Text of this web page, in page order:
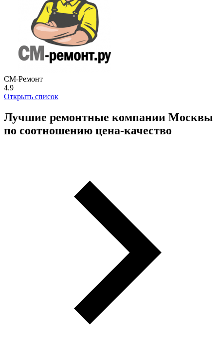
СМ-Ремонт
4.9
Открыть список
Лучшие ремонтные компании Москвы
по соотношению цена-качество